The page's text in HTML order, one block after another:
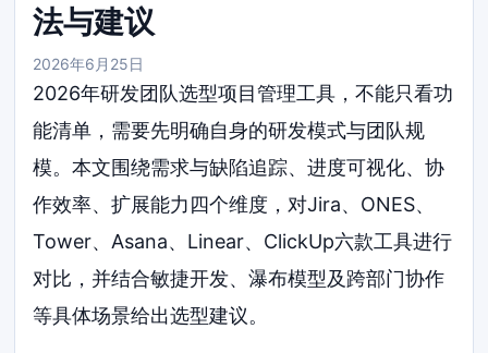
法与建议
2026年6月25日
2026年研发团队选型项目管理工具，不能只看功
能清单，需要先明确自身的研发模式与团队规
模。本文围绕需求与缺陷追踪、进度可视化、协
作效率、扩展能力四个维度，对Jira、ONES、
Tower、Asana、Linear、ClickUp六款工具进行
对比，并结合敏捷开发、瀑布模型及跨部门协作
等具体场景给出选型建议。